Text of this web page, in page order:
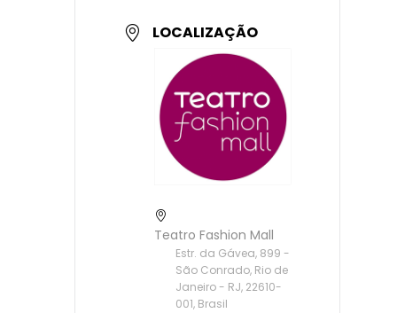
LOCALIZAÇÃO
Teatro Fashion Mall
Estr. da Gávea, 899 -
São Conrado, Rio de
Janeiro - RJ, 22610-
001, Brasil